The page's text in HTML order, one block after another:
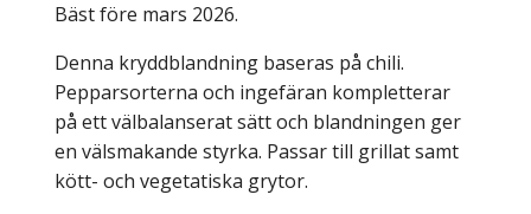
Bäst före mars 2026.
Denna kryddblandning baseras på chili.
Pepparsorterna och ingefäran kompletterar
på ett välbalanserat sätt och blandningen ger
en välsmakande styrka. Passar till grillat samt
kött- och vegetatiska grytor.